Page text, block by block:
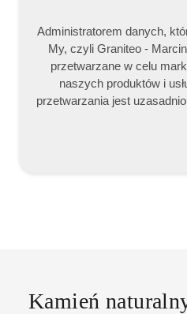
Administratorem danych,
My, czyli Graniteo -
przetwarzane w celu
naszych produktów i
przetwarzania jest
Kamień